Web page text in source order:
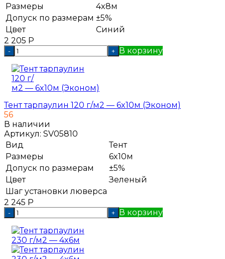
Размеры
4x8м
Допуск по размерам ±5%
Цвет
Синий
2 205 Р
- + В корзину
Тент тарпаулин 120 г/м2 — 6x10м (Эконом)
56
В наличии
Артикул: SV05810
Вид
Тент
Размеры
6x10м
Допуск по размерам
±5%
Цвет
Зеленый
Шаг установки люверса
2 245 Р
- + В корзину